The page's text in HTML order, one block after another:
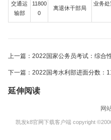
交通运
输部
11800
0
离退休干部局
业务处
上一篇：2022国家公务员考试：综合
下一篇：2022国考水利部进面分数：
延伸阅读
网
凯发k8官网下载客户端 copyright